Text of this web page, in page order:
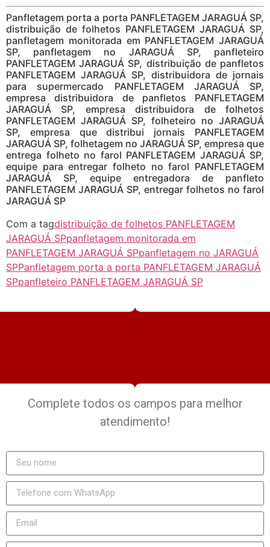
Panfletagem porta a porta PANFLETAGEM JARAGUÁ SP,
distribuição de folhetos PANFLETAGEM JARAGUÁ SP,
panfletagem monitorada em PANFLETAGEM JARAGUÁ
SP, panfletagem no JARAGUÁ SP, panfleteiro
PANFLETAGEM JARAGUÁ SP, distribuição de panfletos
PANFLETAGEM JARAGUÁ SP, distribuidora de jornais
para supermercado PANFLETAGEM JARAGUÁ SP,
empresa distribuidora de panfletos PANFLETAGEM
JARAGUÁ SP, empresa distribuidora de folhetos
PANFLETAGEM JARAGUÁ SP, folheteiro no JARAGUÁ
SP, empresa que distribui jornais PANFLETAGEM
JARAGUÁ SP, folhetagem no JARAGUÁ SP, empresa que
entrega folheto no farol PANFLETAGEM JARAGUÁ SP,
equipe para entregar folheto no farol PANFLETAGEM
JARAGUÁ SP, equipe entregadora de panfleto
PANFLETAGEM JARAGUÁ SP, entregar folhetos no farol
JARAGUÁ SP
Com a tagdistribuição de folhetos PANFLETAGEM
JARAGUÁ SPpanfletagem monitorada em
PANFLETAGEM JARAGUÁ SPpanfletagem no JARAGUÁ
SPPanfletagem porta a porta PANFLETAGEM JARAGUÁ
SPpanfleteiro PANFLETAGEM JARAGUÁ SP
Complete todos os campos para melhor
atendimento!